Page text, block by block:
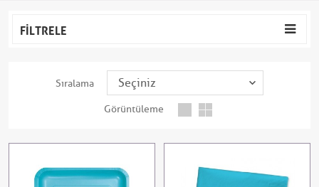
FILTRELE
Sıralama
Görüntüleme